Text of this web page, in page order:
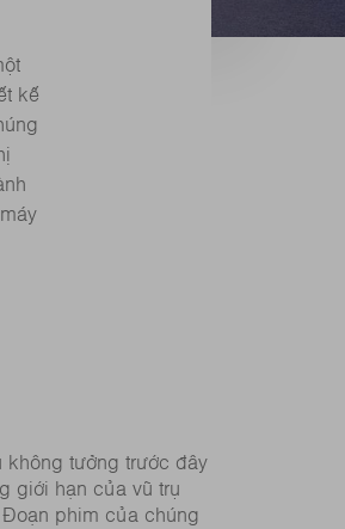
kế
không tưởng trước đây
giới hạn của vũ trụ
phim của chúng